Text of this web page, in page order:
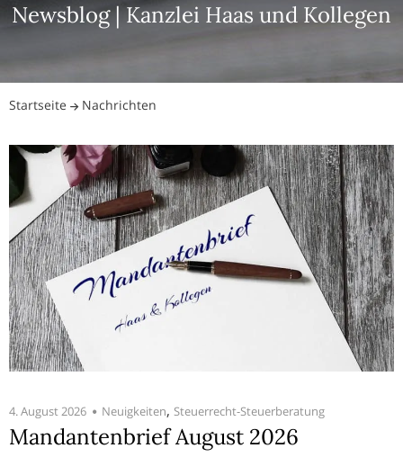
Newsblog | Kanzlei Haas und Kollegen
Startseite Nachrichten
4. August 2026 Neuigkeiten, Steuerrecht-Steuerberatung
Mandantenbrief August 2026